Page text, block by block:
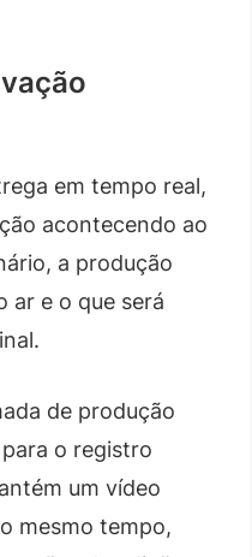
em tempo real,
acontecendo ao
a produção
ar e o que será
de produção
o registro
um vídeo
mesmo tempo,